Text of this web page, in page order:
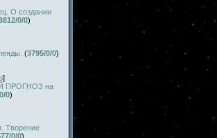
О создании
0/0)
(3795/0/0)
]
ПРОГНОЗ на
0)
Творение
0/0)